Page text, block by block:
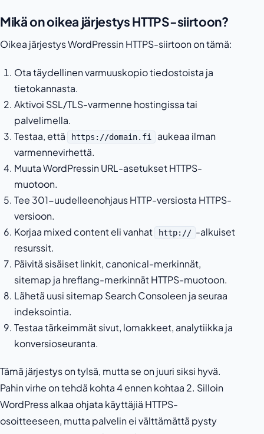
Mikä on oikea järjestys HTTPS-siirtoon?
Oikea järjestys WordPressin HTTPS-siirtoon on tämä:
Ota täydellinen varmuuskopio tiedostoista ja
tietokannasta.
Aktivoi SSL/TLS-varmenne hostingissa tai
palvelimella.
Testaa, että
https://domain.fi
aukeaa ilman
varmennevirhettä.
Muuta WordPressin URL-asetukset HTTPS-
muotoon.
Tee 301-uudelleenohjaus HTTP-versiosta HTTPS-
versioon.
Korjaa mixed content eli vanhat
http:// -alkuiset
resurssit.
Päivitä sisäiset linkit, canonical-merkinnät,
sitemap ja hreflang-merkinnät HTTPS-muotoon.
Lähetä uusi sitemap Search Consoleen ja seuraa
indeksointia.
Testaa tärkeimmät sivut, lomakkeet, analytiikka ja
konversioseuranta.
Tämä järjestys on tylsä, mutta se on juuri siksi hyvä.
Pahin virhe on tehdä kohta 4 ennen kohtaa 2. Silloin
WordPress alkaa ohjata käyttäjiä HTTPS-
osoitteeseen, mutta palvelin ei välttämättä pysty